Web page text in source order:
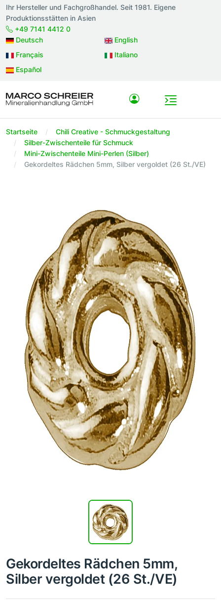
Ihr Hersteller und Fachgroßhandel. Seit 1981. Eigene
Produktionsstätten in Asien
+49 7141 4412 0
Deutsch
English
Français
Italiano
Español
Startseite
Chili Creative - Schmuckgestaltung
Silber-Zwischenteile für Schmuck
Mini-Zwischenteile Mini-Perlen (Silber)
Gekordeltes Rädchen 5mm, Silber vergoldet (26 St./VE)
Gekordeltes Rädchen 5mm,
Silber vergoldet (26 St./VE)